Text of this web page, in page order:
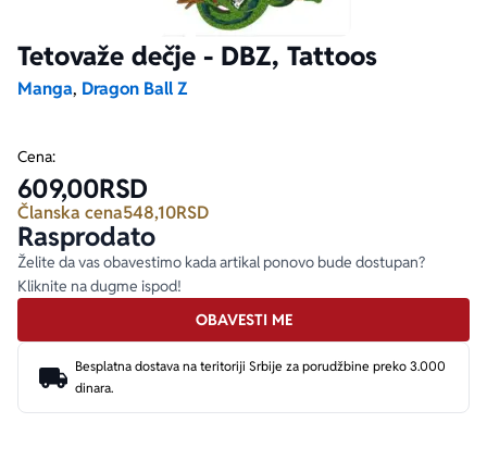
Tetovaže dečje - DBZ, Tattoos
Manga, Dragon Ball Z
Cena:
609,00RSD
Članska cena548,10RSD
Rasprodato
Želite da vas obavestimo kada artikal ponovo bude dostupan?
Kliknite na dugme ispod!
OBAVESTI ME
Besplatna dostava na teritoriji Srbije za porudžbine preko 3.000
dinara.
Ekranizovane knjige
E-knjige
Autori
Poezija
Biografija
Bojan Ljubenović
Milica Jakovljević Mir-Jam
Peter Handke
Elif Šafak